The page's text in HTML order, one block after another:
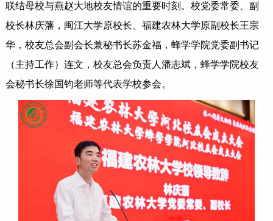
联结母校与燕赵大地校友情谊的重要时刻。校党委常委、副
校长林庆藩，闽江大学原校长、福建农林大学原副校长王宗
华，校友总会副会长兼秘书长苏金福，蜂学学院党委副书记
（主持工作）连文，校友总会负责人潘志斌，蜂学学院校友
会秘书长徐国钧老师等代表学校参会。